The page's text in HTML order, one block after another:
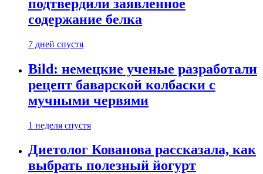
подтвердили заявленное
содержание белка
7 дней спустя
Bild: немецкие ученые разработали
рецепт баварской колбаски с
мучными червями
1 неделя спустя
Диетолог Кованова рассказала, как
выбрать полезный йогурт